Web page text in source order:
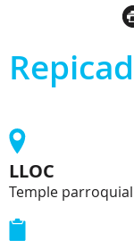
LLOC
Temple parroquial